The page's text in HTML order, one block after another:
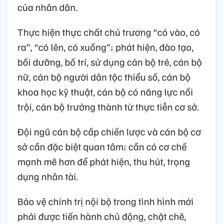
của nhân dân.
Thực hiện thực chất chủ trương “có vào, có
ra”, “có lên, có xuống”; phát hiện, đào tạo,
bồi dưỡng, bố trí, sử dụng cán bộ trẻ, cán bộ
nữ, cán bộ người dân tộc thiểu số, cán bộ
khoa học kỹ thuật, cán bộ có năng lực nổi
trội, cán bộ trưởng thành từ thực tiễn cơ sở.
Đội ngũ cán bộ cấp chiến lược và cán bộ cơ
sở cần đặc biệt quan tâm; cần có cơ chế
mạnh mẽ hơn để phát hiện, thu hút, trọng
dụng nhân tài.
Bảo vệ chính trị nội bộ trong tình hình mới
phải được tiến hành chủ động, chặt chẽ,